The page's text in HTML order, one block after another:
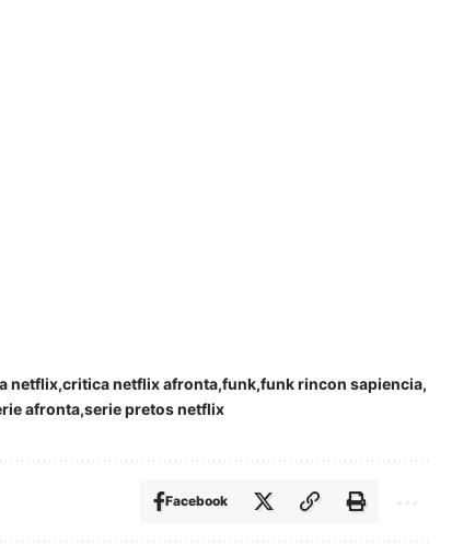
netflix critica netflix afronta funk funk rincon sapiencia
afronta serie pretos netflix
Facebook